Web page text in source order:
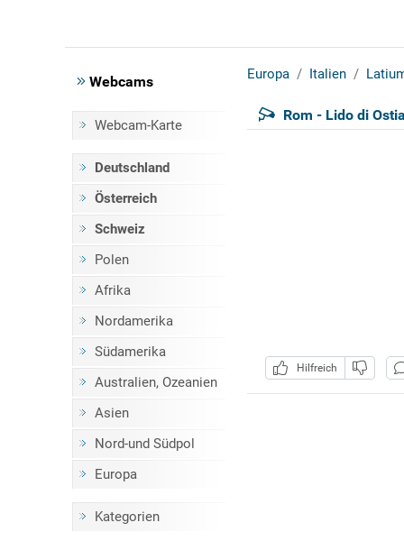
Webcams
Webcam-Karte
Deutschland
Österreich
Schweiz
Polen
Afrika
Nordamerika
Südamerika
Australien, Ozeanien
Asien
Nord-und Südpol
Europa
Kategorien
Europa Italien
Rom - Lido di Ostia
Hilfreich